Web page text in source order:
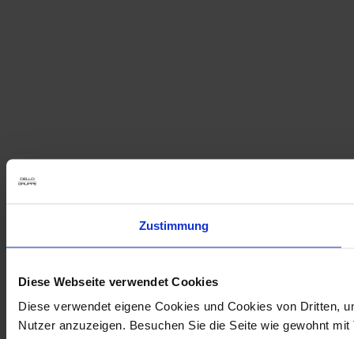
Zustimmung
Diese Webseite verwendet Cookies
Diese verwendet eigene Cookies und Cookies von Dritten,
Nutzer anzuzeigen. Besuchen Sie die Seite wie gewohnt